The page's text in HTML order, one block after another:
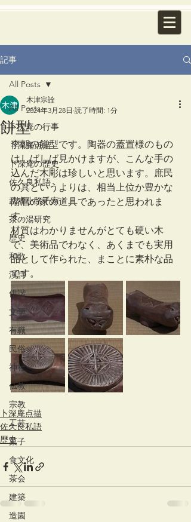
記事
All Posts
卜深庵の行事
卜深庵点描
卜深庵の歴史
佐久良私語
武者小路千家
茶の湯研究
歴史
和歌
漢詩
俳諧
文学
有職
民俗
神社
仏教
宗教
工芸
菓子
食文化
茶会
建築
造園
All Posts
餅型
木津宗詮
2024年3月28日 読了時間: 1分
李朝の餅型です。陶器の蓋置様のもの
はしばしば見かけますが、こんな手の
込んだ木彫は珍しいと思います。庶民
の具というよりは、相当上位か豊かな
階層の家の道具であったと思われま
す。
材質はわかりませんがとても硬い木
で、美術品でわなく、あくまでも実用
品として作られた、まことに素朴な品
です。
卜深庵点描
佐久良私語
歴史